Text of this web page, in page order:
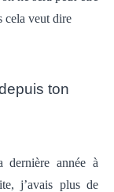
cela veut dire
ton
année à
j’avais plus de